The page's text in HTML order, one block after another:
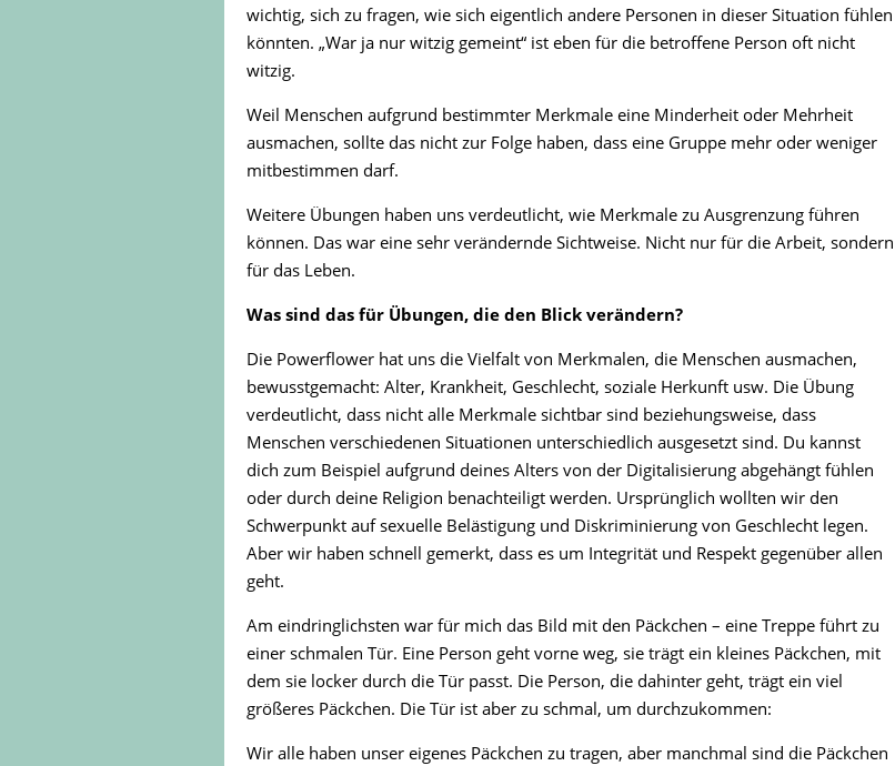
wichtig, sich zu fragen, wie sich eigentlich andere Personen in dieser Situation fühlen
könnten. „War ja nur witzig gemeint“ ist eben für die betroffene Person oft nicht
witzig.
Weil Menschen aufgrund bestimmter Merkmale eine Minderheit oder Mehrheit
ausmachen, sollte das nicht zur Folge haben, dass eine Gruppe mehr oder weniger
mitbestimmen darf.
Weitere Übungen haben uns verdeutlicht, wie Merkmale zu Ausgrenzung führen
können. Das war eine sehr verändernde Sichtweise. Nicht nur für die Arbeit, sondern
für das Leben.
Was sind das für Übungen, die den Blick verändern?
Die Powerflower hat uns die Vielfalt von Merkmalen, die Menschen ausmachen,
bewusstgemacht: Alter, Krankheit, Geschlecht, soziale Herkunft usw. Die Übung
verdeutlicht, dass nicht alle Merkmale sichtbar sind beziehungsweise, dass
Menschen verschiedenen Situationen unterschiedlich ausgesetzt sind. Du kannst
dich zum Beispiel aufgrund deines Alters von der Digitalisierung abgehängt fühlen
oder durch deine Religion benachteiligt werden. Ursprünglich wollten wir den
Schwerpunkt auf sexuelle Belästigung und Diskriminierung von Geschlecht legen.
Aber wir haben schnell gemerkt, dass es um Integrität und Respekt gegenüber allen
geht.
Am eindringlichsten war für mich das Bild mit den Päckchen – eine Treppe führt zu
einer schmalen Tür. Eine Person geht vorne weg, sie trägt ein kleines Päckchen, mit
dem sie locker durch die Tür passt. Die Person, die dahinter geht, trägt ein viel
größeres Päckchen. Die Tür ist aber zu schmal, um durchzukommen:
Wir alle haben unser eigenes Päckchen zu tragen, aber manchmal sind die Päckchen